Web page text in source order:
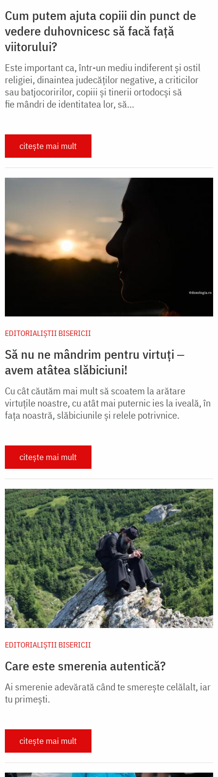
Cum putem ajuta copiii din punct de
vedere duhovnicesc să facă față
viitorului?
Este important ca, într-un mediu indiferent și ostil
religiei, dinaintea judecăților negative, a criticilor
sau batjocoririlor, copiii și tinerii ortodocși să
fie mândri de identitatea lor, să...
citește mai mult
EDITORIALIȘTII BISERICII
Să nu ne mândrim pentru virtuți ‒
avem atâtea slăbiciuni!
Cu cât căutăm mai mult să scoatem la arătare
virtuţile noastre, cu atât mai puternic ies la iveală, în
faţa noastră, slăbiciunile şi relele potrivnice.
citește mai mult
EDITORIALIȘTII BISERICII
Care este smerenia autentică?
Ai smerenie adevărată când te smerește celălalt, iar
tu primești.
citește mai mult